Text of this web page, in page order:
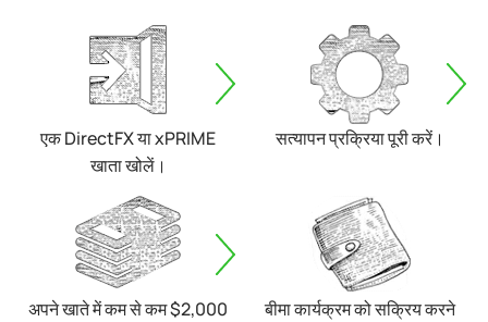
एक DirectFX या xPRIME
खाता खोलें।
सत्यापन प्रक्रिया पूरी करें।
अपने खाते में कम से कम $2,000
बीमा कार्यक्रम को सक्रिय करने